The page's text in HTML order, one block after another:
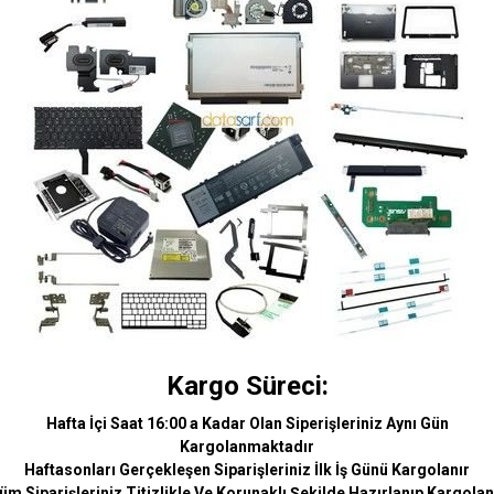
Kargo Süreci:
Hafta İçi Saat 16:00 a Kadar Olan Siperişleriniz Aynı Gün
Kargolanmaktadır
Haftasonları Gerçekleşen Siparişleriniz İlk İş Günü Kargolanır